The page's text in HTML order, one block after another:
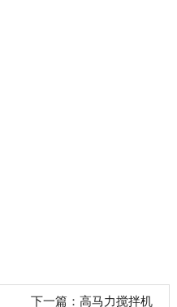
下一篇：高马力搅拌机